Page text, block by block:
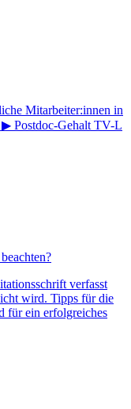
Mitarbeiter:innen in
▶ Postdoc-Gehalt TV-L
verfasst
wird. Tipps für die
für ein erfolgreiches